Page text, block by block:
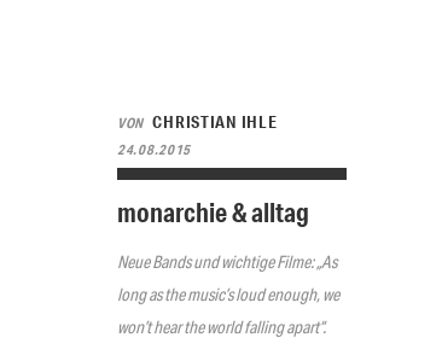
VON CHRISTIAN IHLE
24.08.2015
monarchie & alltag
Neue Bands und wichtige Filme: „As
long as the music’s loud enough, we
won’t hear the world falling apart“.